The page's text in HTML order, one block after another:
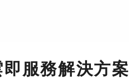
服務解決方案